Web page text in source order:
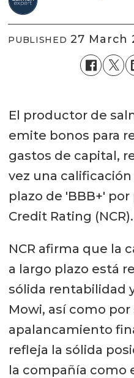
PUBLISHED 27
El productor de
emite bonos para
gastos de capital,
vez una
plazo de 'BBB+'
Credit Rating (NCR).
NCR afirma que la
a largo plazo está
sólida rentabilidad
Mowi, así como
apalancamiento
refleja la sólida
la compañía como